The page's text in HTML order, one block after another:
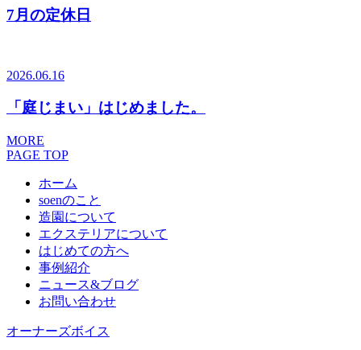
7月の定休日
2026.06.16
「庭じまい」はじめました。
MORE
PAGE TOP
ホーム
soenのこと
造園について
エクステリアについて
はじめての方へ
事例紹介
ニュース&ブログ
お問い合わせ
オーナーズボイス